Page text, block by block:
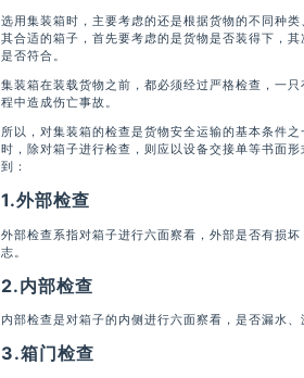
选用集装箱时，主要考虑的还是根据货物的不同种
其合适的箱子，首先要考虑的是货物是否装得下，
是否符合。
集装箱在装载货物之前，都必须经过严格检查，一
程中造成伤亡事故。
所以，对集装箱的检查是货物安全运输的基本条件
时，除对箱子进行检查，则应以设备交接单等书面
到：
1.外部检查
外部检查系指对箱子进行六面察看，外部是否有损
志。
2.内部检查
内部检查是对箱子的内侧进行六面察看，是否漏水、
3.箱门检查